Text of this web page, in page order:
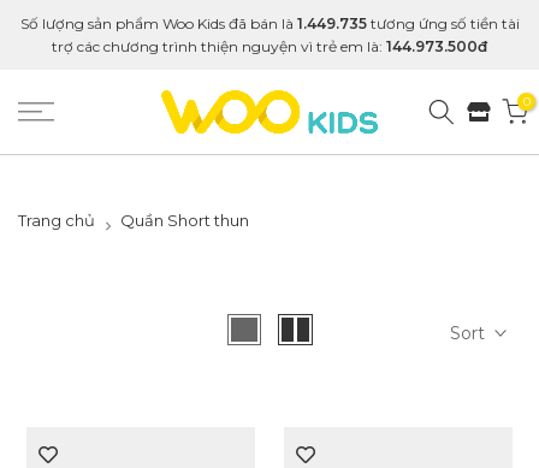
Số lượng sản phẩm Woo Kids đã bán là 1.449.735 tương ứng số tiền tài
trợ các chương trình thiện nguyện vì trẻ em là: 144.973.500đ
0
Trang chủ Quần Short thun
Sort